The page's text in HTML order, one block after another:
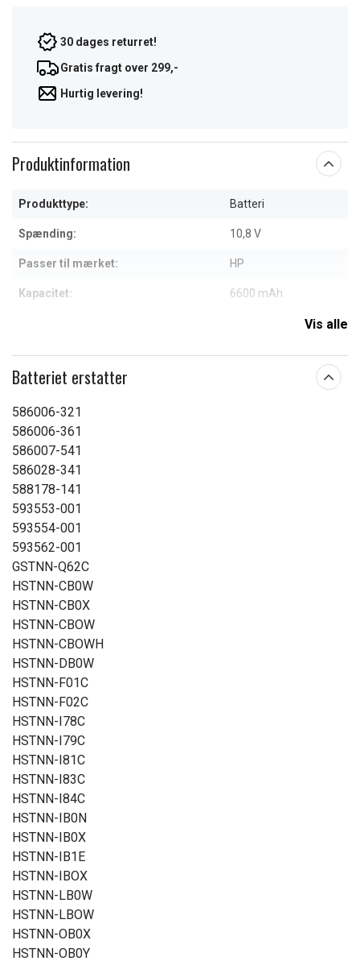
30 dages returret!
Gratis fragt over 299,-
Hurtig levering!
Produktinformation
Produkttype: Batteri
Spænding: 10,8 V
Passer til mærket: HP
Kapacitet: 6600 mAh
Vis alle
Batteriet erstatter
586006-321
586006-361
586007-541
586028-341
588178-141
593553-001
593554-001
593562-001
GSTNN-Q62C
HSTNN-CB0W
HSTNN-CB0X
HSTNN-CBOW
HSTNN-CBOWH
HSTNN-DB0W
HSTNN-F01C
HSTNN-F02C
HSTNN-I78C
HSTNN-I79C
HSTNN-I81C
HSTNN-I83C
HSTNN-I84C
HSTNN-IB0N
HSTNN-IB0X
HSTNN-IB1E
HSTNN-IBOX
HSTNN-LB0W
HSTNN-LBOW
HSTNN-OB0X
HSTNN-OB0Y